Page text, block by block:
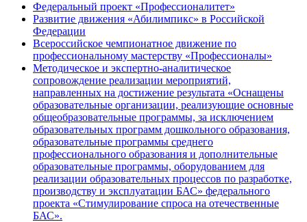
Федеральный проект «Профессионалитет»
Развитие движения «Абилимпикс» в Российской
Федерации
Всероссийское чемпионатное движение по
профессиональному мастерству «Профессионалы»
Методическое и экспертно-аналитическое
сопровождение реализации мероприятий,
направленных на достижение результата «Оснащены
образовательные организации, реализующие основные
общеобразовательные программы, за исключением
образовательных программ дошкольного образования,
образовательные программы среднего
профессионального образования и дополнительные
образовательные программы, оборудованием для
реализации образовательных процессов по разработке,
производству и эксплуатации БАС» федерального
проекта «Стимулирование спроса на отечественные
БАС».